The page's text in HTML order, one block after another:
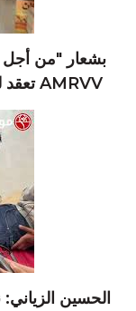
بشعار "من أجل
AMRVV تعقد لقاء وطني بدار المحامين في البيضاء
الحسين